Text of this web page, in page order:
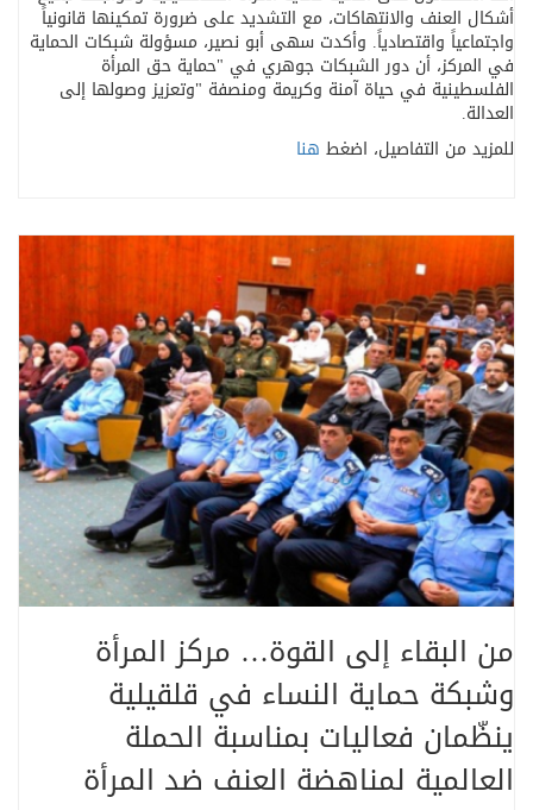
أشكال العنف والانتهاكات، مع التشديد على ضرورة تمكينها قانونياً
واجتماعياً واقتصادياً. وأكدت سهى أبو نصير، مسؤولة شبكات الحماية
في المركز، أن دور الشبكات جوهري في "حماية حق المرأة
الفلسطينية في حياة آمنة وكريمة ومنصفة "وتعزيز وصولها إلى
العدالة.
للمزيد من التفاصيل، اضغط هنا
من البقاء إلى القوة… مركز المرأة
وشبكة حماية النساء في قلقيلية
ينظّمان فعاليات بمناسبة الحملة
العالمية لمناهضة العنف ضد المرأة